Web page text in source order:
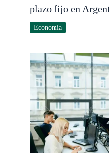
plazo fijo en
Economía